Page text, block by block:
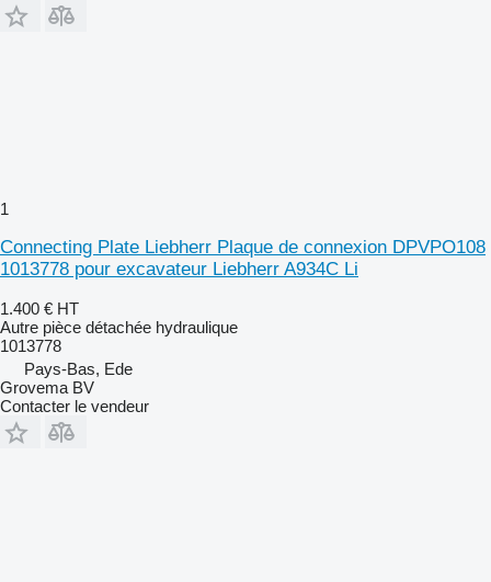
1
Connecting Plate Liebherr Plaque de connexion DPVPO108
1013778 pour excavateur Liebherr A934C Li
1.400 € HT
Autre pièce détachée hydraulique
1013778
Pays-Bas, Ede
Grovema BV
Contacter le vendeur